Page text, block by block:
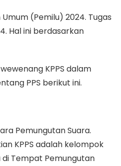
(Pemilu) 2024. Tugas
Hal ini berdasarkan
KPPS dalam
PPS berikut ini.
Pemungutan Suara.
KPPS adalah kelompok
Tempat Pemungutan